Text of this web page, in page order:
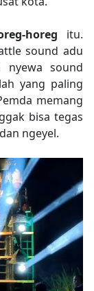
horeg itu.
sound adu
nyewa sound
yang paling
memang
bisa tegas
ngeyel.